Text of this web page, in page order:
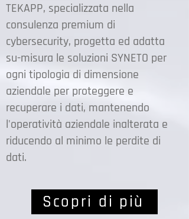
TEKAPP, specializzata nella
consulenza premium di
cybersecurity, progetta ed adatta
su-misura le soluzioni SYNETO per
ogni tipologia di dimensione
aziendale per proteggere e
recuperare i dati, mantenendo
l'operatività aziendale inalterata e
riducendo al minimo le perdite di
dati.
Scopri di più